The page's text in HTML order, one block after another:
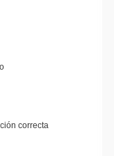
correcta